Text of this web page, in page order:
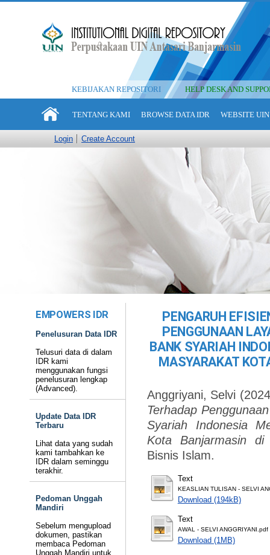
KEBIJAKAN REPOSITORI HELP DESK AND
TENTANG KAMI BROWSE DATA IDR WEBSITE
Login Create Account
EMPOWERS IDR
Penelusuran Data IDR
Telusuri data di dalam
IDR kami
menggunakan fungsi
penelusuran lengkap
(Advanced).
Update Data IDR
Terbaru
Lihat data yang sudah
kami tambahkan ke
IDR dalam seminggu
terakhir.
Pedoman Unggah
Mandiri
Sebelum mengupload
dokumen, pastikan
membaca Pedoman
Unggah Mandiri untuk
PENGARUH
PENGGUNAAN
BANK SYARIAH
MASYARAKAT
Anggriyani, Selvi
Terhadap
Syariah Indonesia
Kota Banjarmasin
Bisnis Islam.
Text
KEASLIAN TULISAN - SELVI
Download (194kB)
Text
AWAL - SELVI ANGGRIYANI.pdf
Download (1MB)